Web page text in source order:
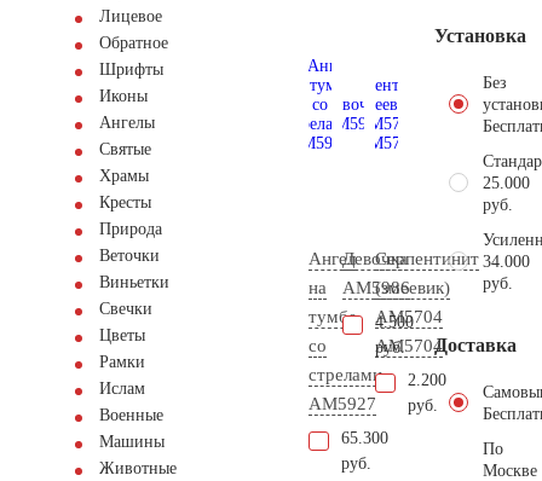
Лицевое
Обратное
Шрифты
Иконы
Ангелы
Святые
Храмы
Кресты
Природа
Веточки
Виньетки
Свечки
Цветы
Рамки
Ислам
Военные
Машины
Животные
Ангел
на
тумбе
со
стрелами
AM5927
65.300
руб.
Девочка
AM5986
4.500
руб.
Серпентинит
(змеевик)
АМ5704
AM5704
2.200
руб.
Установка
Без
25.000
руб.
34.000
руб.
Доставка
По
Москве